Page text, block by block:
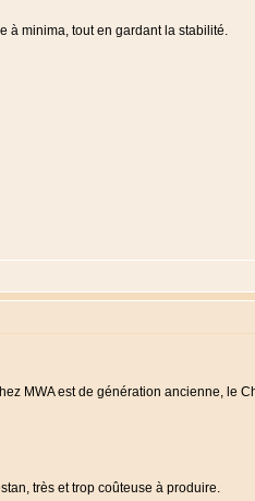
à minima, tout en gardant la stabilité.
MWA est de génération ancienne, le
très et trop coûteuse à produire.